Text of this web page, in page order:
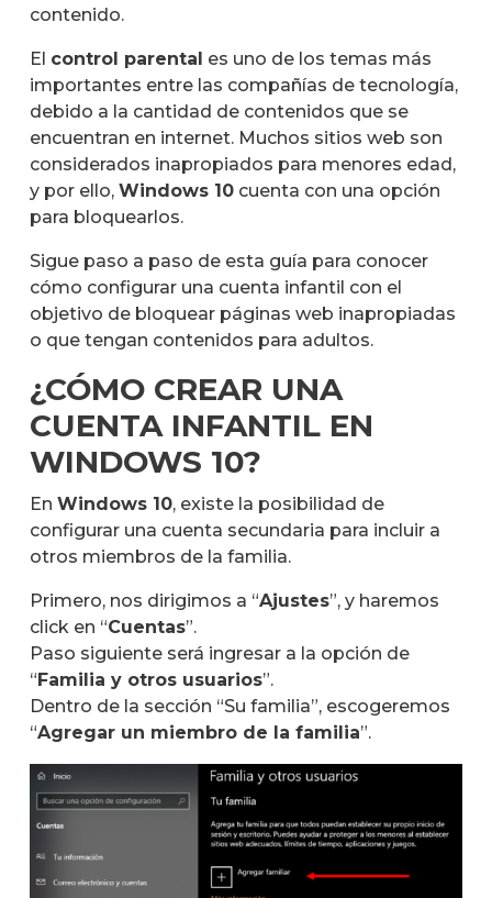
contenido.
El control parental es uno de los temas más
importantes entre las compañías de tecnología,
debido a la cantidad de contenidos que se
encuentran en internet. Muchos sitios web son
considerados inapropiados para menores edad,
y por ello, Windows 10 cuenta con una opción
para bloquearlos.
Sigue paso a paso de esta guía para conocer
cómo configurar una cuenta infantil con el
objetivo de bloquear páginas web inapropiadas
o que tengan contenidos para adultos.
¿CÓMO CREAR UNA
CUENTA INFANTIL EN
WINDOWS 10?
En Windows 10, existe la posibilidad de
configurar una cuenta secundaria para incluir a
otros miembros de la familia.
Primero, nos dirigimos a “Ajustes”, y haremos
click en “Cuentas”.
Paso siguiente será ingresar a la opción de
“Familia y otros usuarios”.
Dentro de la sección “Su familia”, escogeremos
“Agregar un miembro de la familia”.